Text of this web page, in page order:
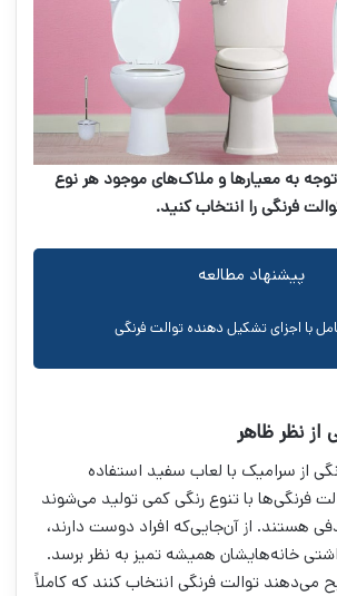
به معیارها و ملاک‌های موجود هر نوع
فرنگی را انتخاب کنید.
پیشنهاد مطالعه
با اجزای تشکیل دهنده توالت فرنگی
از نظر ظاهر
از سرامیک با لعاب سفید استفاده
فرنگی‌ها با تنوع رنگی کمی تولید می‌شوند
هستند. از آن‌جایی‌که افراد دوست دارند،
خانه‌هایشان همیشه تمیز به نظر برسد.
می‌دهند توالت فرنگی انتخاب کنند که کاملاً